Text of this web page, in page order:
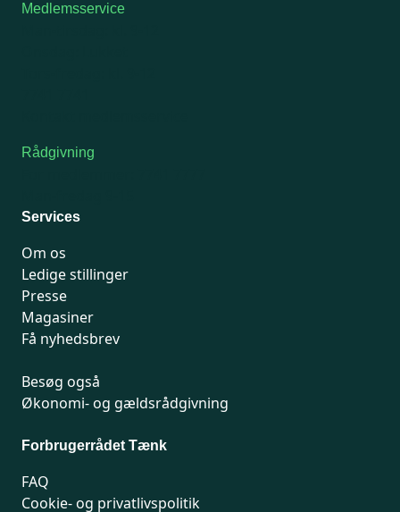
Medlemsservice
Rådgivning
Services
Om os
Ledige stillinger
Presse
Magasiner
Få nyhedsbrev
Besøg også
Økonomi- og gældsrådgivning
Forbrugerrådet Tænk
FAQ
Cookie- og privatlivspolitik